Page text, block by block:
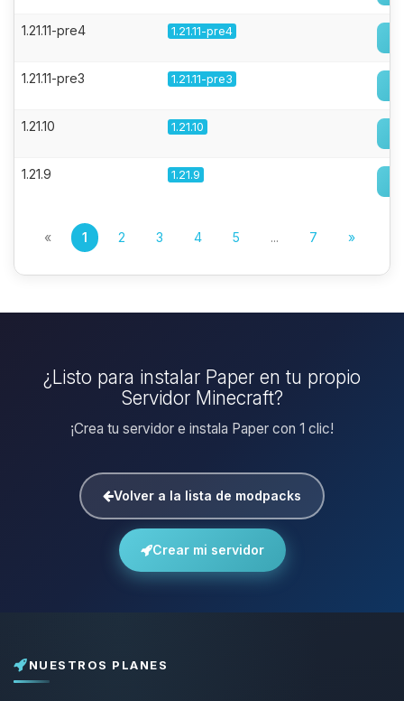
1.21.11-pre4 1.21.11-pre4
1.21.11-pre3 1.21.11-pre3
1.21.10 1.21.10
1.21.9 1.21.9
« 1 2 3 4 5 ... 7 »
¿Listo para instalar Paper en tu propio
Servidor Minecraft?
¡Crea tu servidor e instala Paper con 1 clic!
Volver a la lista de modpacks
Crear mi servidor
NUESTROS PLANES